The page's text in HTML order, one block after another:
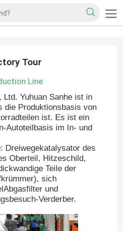
Tour
Line
Yuhuan Sanhe ist in
die Produktionsbasis von
ist. Es ist ein
Autoteilbasis im In- und
Dreiwegekatalysator des
Oberteil, Hitzeschild,
Teile der
sich
und
Verderber.